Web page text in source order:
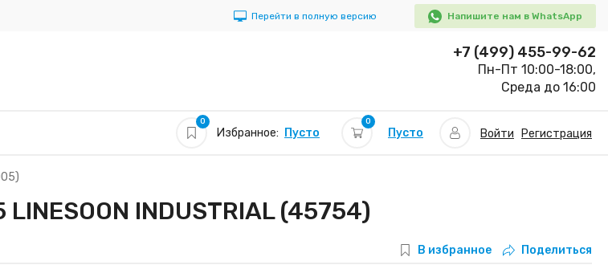
Перейти в полную версию Напишите нам в WhatsApp
+7 (499) 455-99-62
Пн-Пт 10:00-18:00,
Среда до 16:00
0
Избранное: Пусто
0
Пусто Войти Регистрация
INDUSTRIAL (45754)
В избранное Поделиться